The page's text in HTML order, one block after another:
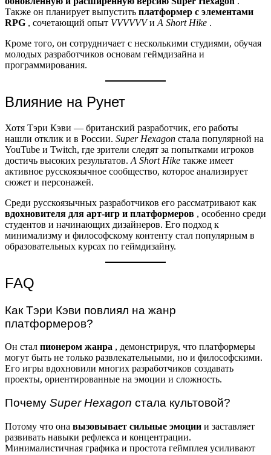
Также он планирует выпустить платформер с элементами
RPG , сочетающий опыт VVVVVVи A Short Hike .
Кроме того, он сотрудничает с несколькими студиями, обучая
молодых разработчиков основам геймдизайна и
программирования.
Влияние на Рунет
Хотя Тэри Кэви — британский разработчик, его работы
нашли отклик и в России. Super Hexagon стала популярной на
YouTube и Twitch, где зрители следят за попытками игроков
достичь высоких результатов. A Short Hike также имеет
активное русскоязычное сообщество, которое анализирует
сюжет и персонажей.
Среди русскоязычных разработчиков его рассматривают как
вдохновителя для арт-игр и платформеров , особенно среди
студентов и начинающих дизайнеров. Его подход к
минимализму и философскому контенту стал популярным в
образовательных курсах по геймдизайну.
FAQ
Как Тэри Кэви повлиял на жанр
платформеров?
Он стал пионером жанра , демонстрируя, что платформеры
могут быть не только развлекательными, но и философскими.
Его игры вдохновили многих разработчиков создавать
проекты, ориентированные на эмоции и сложность.
Почему Super Hexagon стала культовой?
Потому что она вызовывает сильные эмоции и заставляет
развивать навыки рефлекса и концентрации.
Минималистичная графика и простота геймплея усиливают